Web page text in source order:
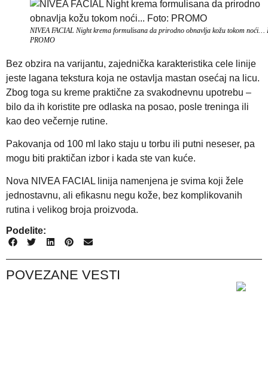
NIVEA FACIAL Night krema formulisana da prirodno obnavlja kožu tokom noći…
PROMO
Bez obzira na varijantu, zajednička karakteristika cele linije
jeste lagana tekstura koja ne ostavlja mastan osećaj na licu.
Zbog toga su kreme praktične za svakodnevnu upotrebu –
bilo da ih koristite pre odlaska na posao, posle treninga ili
kao deo večernje rutine.
Pakovanja od 100 ml lako staju u torbu ili putni neseser, pa
mogu biti praktičan izbor i kada ste van kuće.
Nova NIVEA FACIAL linija namenjena je svima koji žele
jednostavnu, ali efikasnu negu kože, bez komplikovanih
rutina i velikog broja proizvoda.
Podelite:
POVEZANE VESTI